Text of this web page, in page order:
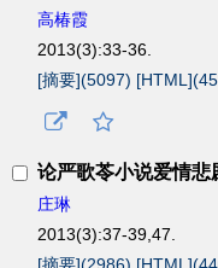
高椿霞
2013(3):33-36.
[摘要](5097) [HTML](
论严歌苓小说爱情悲
庄琳
2013(3):37-39,47.